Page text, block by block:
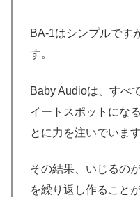
BA-1はシンプルです
す。
Baby Audioは、すべ
イートスポットにな
とに力を注いでいます
その結果、いじるの
を繰り返し作ること